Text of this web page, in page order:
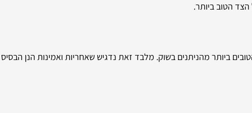
הטוב ביותר.
ביותר מהניתנים בשוק. מלבד זאת נדגיש שאחריות ואמינות הנן הבסיס